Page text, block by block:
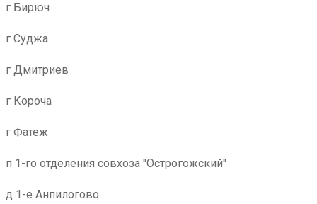
г Бирюч
г Суджа
г Дмитриев
г Короча
г Фатеж
п 1-го отделения совхоза "Острогожский"
д 1-е Анпилогово